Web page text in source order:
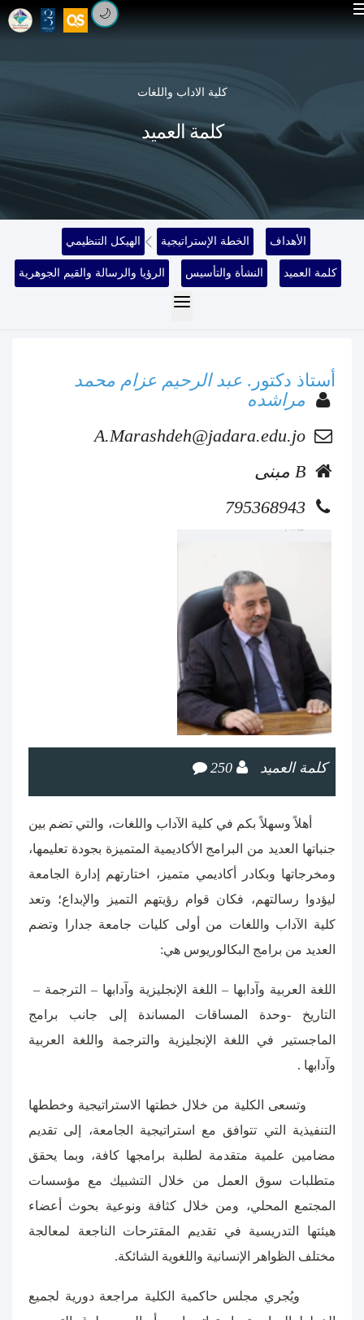
🌙
كلية الاداب واللغات
كلمة العميد
الهيكل التنظيمي الخطة الإستراتيجية الأهداف
الرؤيا والرسالة والقيم الجوهرية النشأة والتأسيس كلمة العميد
أستاذ دكتور. عبد الرحيم عزام محمد
مراشده
A.Marashdeh@jadara.edu.jo
مبنى B
795368943
كلمة العميد 250
أهلاً وسهلاً بكم في كلية الآداب واللغات، والتي تضم بين
جنباتها العديد من البرامج الأكاديمية المتميزة بجودة تعليمها،
ومخرجاتها وبكادر أكاديمي متميز، اختارتهم إدارة الجامعة
ليؤدوا رسالتهم، فكان قوام رؤيتهم التميز والإبداع؛ وتعد
كلية الآداب واللغات من أولى كليات جامعة جدارا وتضم
العديد من برامج البكالوريوس هي:
اللغة العربية وآدابها – اللغة الإنجليزية وآدابها – الترجمة –
التاريخ -وحدة المساقات المساندة إلى جانب برامج
الماجستير في اللغة الإنجليزية والترجمة واللغة العربية
وآدابها .
وتسعى الكلية من خلال خطتها الاستراتيجية وخططها
التنفيذية التي تتوافق مع استراتيجية الجامعة، إلى تقديم
مضامين علمية متقدمة لطلبة برامجها كافة، وبما يحقق
متطلبات سوق العمل من خلال التشبيك مع مؤسسات
المجتمع المحلي، ومن خلال كثافة ونوعية بحوث أعضاء
هيئتها التدريسية في تقديم المقترحات الناجعة لمعالجة
مختلف الظواهر الإنسانية واللغوية الشائكة.
ويُجري مجلس حاكمية الكلية مراجعة دورية لجميع